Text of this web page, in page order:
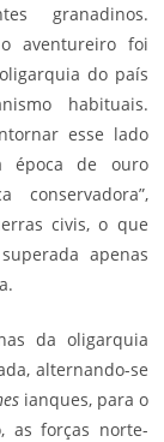
granadinos.
aventureiro foi
do país
habituais.
esse lado
época de ouro
civis, o que
apenas
da oligarquia
alternando-se
ianques, para o
as forças norte-